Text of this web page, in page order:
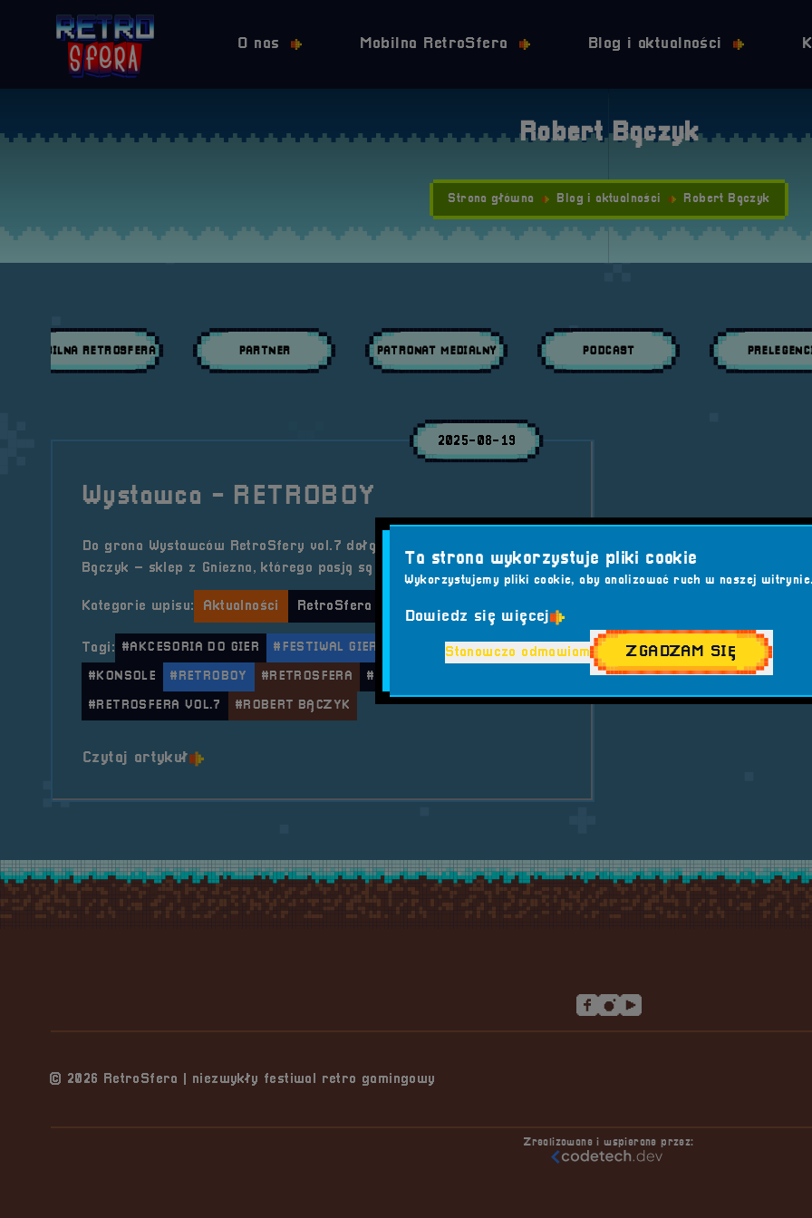
O nas Mobilna RetroSfera Blog i aktualności
Robert Bączyk
Strona główna Blog i aktualności Robert Bączyk
MOBILNA RETROSFERA PARTNER PATRONAT MEDIALNY PODCAST
2025-08-19
Wystawca - RETROBOY
Do grona Wystawców RetroSfery vol.7 dołącza RETROBOY Robert
Bączyk – sklep z Gniezna, którego pasją są konsole, gry i akcesoria.
Kategorie wpisu: Aktualności RetroSfera vol. 7 Wystawcy
Tagi: #AKCESORIA DO GIER #FESTIWAL GIER #GNIEZNO #GRY
#KONSOLE #RETROBOY #RETROSFERA #RETROSFERA 2025
#RETROSFERA VOL.7 #ROBERT BĄCZYK
Czytaj artykuło tytule Wystawca &#8211; RETROBOY
© 2026 RetroSfera | niezwykły festiwal retro gamingowy
Zrealizowane i wspierane przez:
Ta strona wykorzystuje pliki cookie
Wykorzystujemy pliki cookie, aby analizować ruch w naszej
Dowiedz się więcej
Stanowczo odmawiam ZGADZAM SIĘ